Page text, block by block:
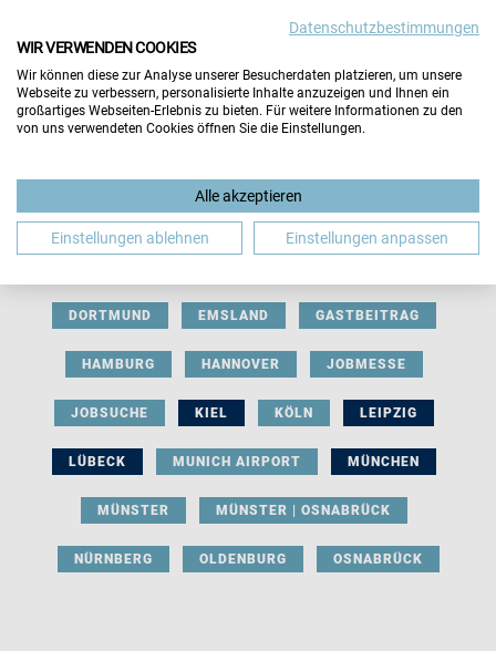
BERUFLICHE ORIENTIERUNG BEWERBUNG
DORTMUND EMSLAND GASTBEITRAG
HAMBURG HANNOVER JOBMESSE
JOBSUCHE KIEL KÖLN LEIPZIG
LÜBECK MUNICH AIRPORT MÜNCHEN
MÜNSTER MÜNSTER | OSNABRÜCK
NÜRNBERG OLDENBURG OSNABRÜCK
Datenschutzbestimmungen
WIR VERWENDEN COOKIES
Wir können diese zur Analyse unserer Besucherdaten platzieren, um unsere
Webseite zu verbessern, personalisierte Inhalte anzuzeigen und Ihnen ein
großartiges Webseiten-Erlebnis zu bieten. Für weitere Informationen zu den
von uns verwendeten Cookies öffnen Sie die Einstellungen.
Alle akzeptieren
Einstellungen ablehnen Einstellungen anpassen